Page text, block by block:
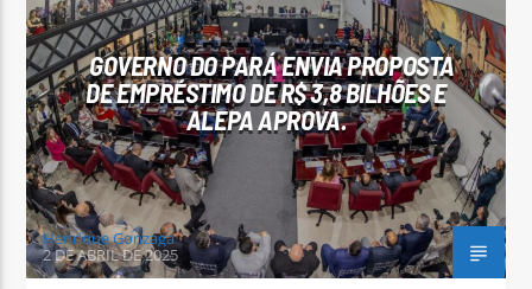
Arara Azul FM
GOVERNO DO PARÁ ENVIA PROPOSTA
DE EMPRÉSTIMO DE R$ 3,8 BILHÕES E
ALEPA APROVA.
Henrique Gonzaga
2 DE ABRIL DE 2025